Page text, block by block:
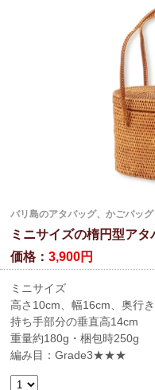
バリ島のアタバッグ、かごバッグ
ミニサイズの楕円型ア
価格：3,900円
ミニサイズ
高さ10cm、幅16cm、奥行
持ち手部分の垂直高14cm
重量約180g・梱包時250g
編み目：Grade3★★★